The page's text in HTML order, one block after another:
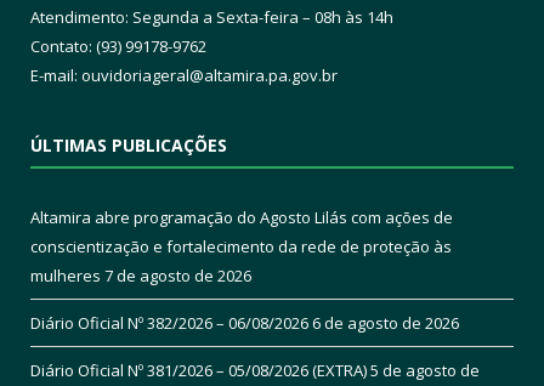
Atendimento: Segunda a Sexta-feira – 08h às 14h
Contato: (93) 99178-9762
E-mail: ouvidoriageral@altamira.pa.gov.br
ÚLTIMAS PUBLICAÇÕES
Altamira abre programação do Agosto Lilás com ações de
conscientização e fortalecimento da rede de proteção às
mulheres 7 de agosto de 2026
Diário Oficial Nº 382/2026 – 06/08/20266 de agosto de 2026
Diário Oficial Nº 381/2026 – 05/08/2026 (EXTRA)5 de agosto de